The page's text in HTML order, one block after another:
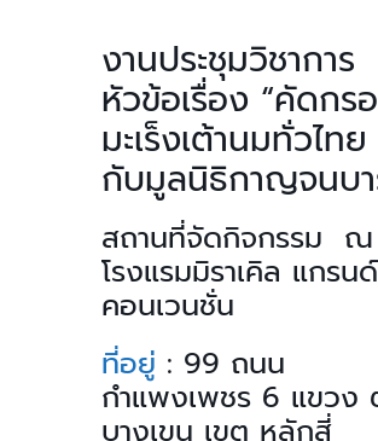
งานประชุมวิชาการ
หัวข้อเรื่อง “คัดกร
มะเร็งเต้านมทั่วไทย
กับมูลนิธิกาญจนบา
สถานที่จัดกิจกรรม ณ
โรงแรมมิราเคิล แกรนด์
คอนเวนชั่น
ที่อยู่ : 99 ถนน
กำแพงเพชร 6 แขวง
บางเขน เขต หลักสี่